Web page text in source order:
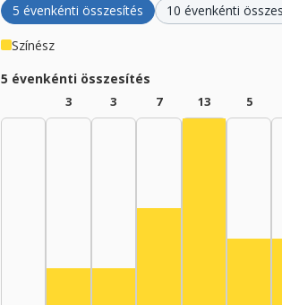
5 évenkénti összesítés 10 évenkénti
Színész
5 évenkénti összesítés
3 3 7 13 5